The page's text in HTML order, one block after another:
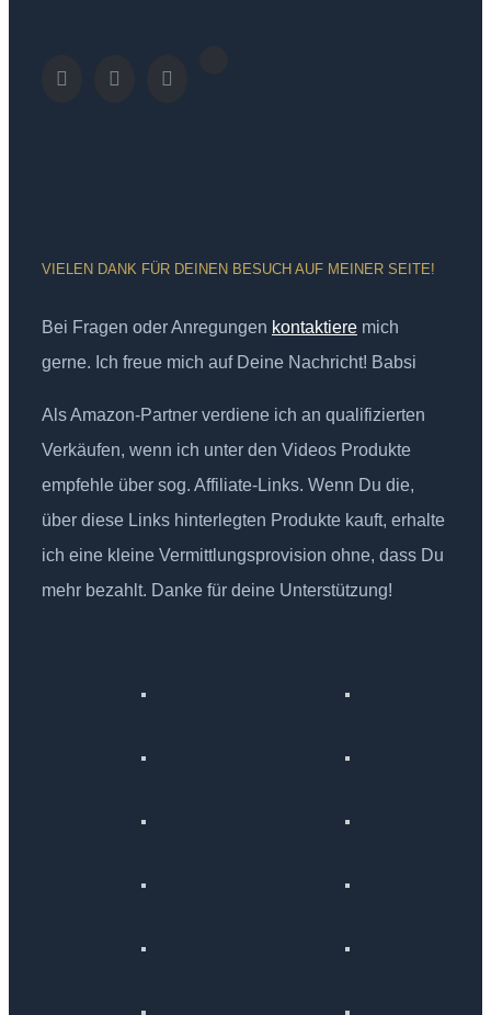
VIELEN DANK FÜR DEINEN BESUCH AUF MEINER SEITE!
Bei Fragen oder Anregungen kontaktiere mich
gerne. Ich freue mich auf Deine Nachricht! Babsi
Als Amazon-Partner verdiene ich an qualifizierten
Verkäufen, wenn ich unter den Videos Produkte
empfehle über sog. Affiliate-Links. Wenn Du die,
über diese Links hinterlegten Produkte kauft, erhalte
ich eine kleine Vermittlungsprovision ohne, dass Du
mehr bezahlt. Danke für deine Unterstützung!